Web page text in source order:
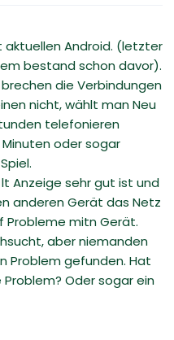
aktuellen Android. (letzter
bestand schon davor).
die Verbindungen
nicht, wählt man Neu
telefonieren
oder sogar
Anzeige sehr gut ist und
anderen Gerät das Netz
Probleme mitn Gerät.
aber niemanden
Problem gefunden. Hat
Oder sogar ein